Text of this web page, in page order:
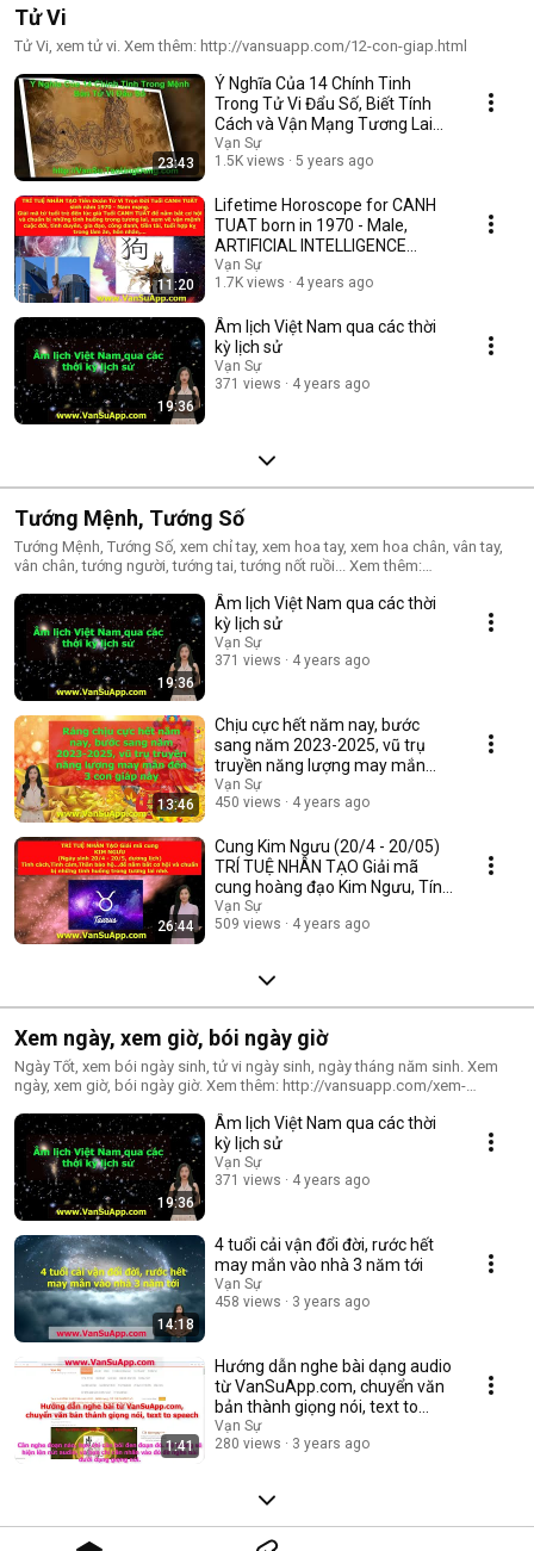
Tử Vi
Tử Vi, xem tử vi. Xem thêm: http://vansuapp.com/12-con-giap.html
23:43
Ý Nghĩa Của 14 Chính Tinh
Trong Tử Vi Đẩu Số, Biết Tính
Cách và Vận Mạng Tương Lai
Qua Chính Tính
Vạn Sự
1.5K views
5 years ago
11:20
Lifetime Horoscope for CANH
TUAT born in 1970 - Male,
ARTIFICIAL INTELLIGENCE
Prediction, decodin...
Vạn Sự
1.7K views
4 years ago
19:36
Âm lịch Việt Nam qua các thời
kỳ lịch sử
Vạn Sự
371 views
4 years ago
Tướng Mệnh, Tướng Số
Tướng Mệnh, Tướng Số, xem chỉ tay, xem hoa tay, xem hoa chân, vân tay,
vân chân, tướng người, tướng tai, tướng nốt ruồi... Xem thêm:
19:36
Âm lịch Việt Nam qua các thời
kỳ lịch sử
Vạn Sự
371 views
4 years ago
13:46
Chịu cực hết năm nay, bước
sang năm 2023-2025, vũ trụ
truyền năng lượng may mắn
đến 3 con giáp này
Vạn Sự
450 views
4 years ago
26:44
Cung Kim Ngưu (20/4 - 20/05)
TRÍ TUỆ NHÂN TẠO Giải mã
cung hoàng đạo Kim Ngưu, Tính
cách,...
Vạn Sự
509 views
4 years ago
Xem ngày, xem giờ, bói ngày giờ
Ngày Tốt, xem bói ngày sinh, tử vi ngày sinh, ngày tháng năm sinh. Xem
ngày, xem giờ, bói ngày giờ. Xem thêm: http://vansuapp.com/xem-
19:36
Âm lịch Việt Nam qua các thời
kỳ lịch sử
Vạn Sự
371 views
4 years ago
14:18
4 tuổi cải vận đổi đời, rước hết
may mắn vào nhà 3 năm tới
Vạn Sự
458 views
3 years ago
1:41
Hướng dẫn nghe bài dạng audio
từ VanSuApp.com, chuyển văn
bản thành giọng nói, text to
speech
Vạn Sự
280 views
3 years ago